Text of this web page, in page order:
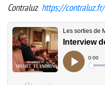
Contraluz https://contraluz.fr/